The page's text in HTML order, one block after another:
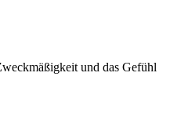
und das Gefühl